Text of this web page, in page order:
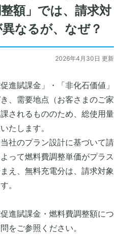
額」では、請求対
なるが、なぜ？
2026年4月30日 更新
進賦課金」・「非化石価値」
、需要地点（お客さまのご家
されるもののため、総使用量
たします。
社のプラン設計に基づいて請
って燃料費調整単価がプラス
え、無料充電分は、請求対象
。
進賦課金・燃料費調整額につ
をご参照ください。